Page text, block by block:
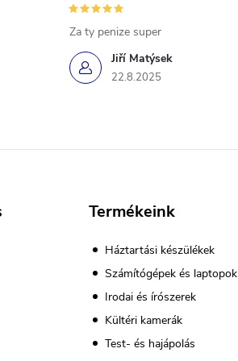
Jiří Matýsek
22.8.2025
Za ty penize super
Termékeink
Háztartási készülékek
Számítógépek és laptopok
Irodai és írószerek
Kültéri kamerák
Test- és hajápolás